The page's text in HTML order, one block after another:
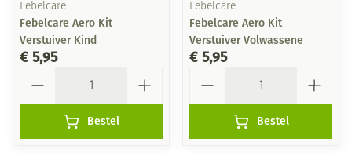
Febelcare
Febelcare Aero Kit
Verstuiver Kind
€ 5,95
Bestel
Febelcare
Febelcare Aero Kit
Verstuiver Volwassene
€ 5,95
Bestel